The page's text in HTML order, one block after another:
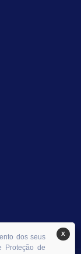
X
dos seus
Proteção de